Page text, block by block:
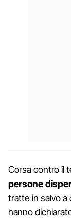
Corsa contro il
persone
tratte in salvo a
hanno